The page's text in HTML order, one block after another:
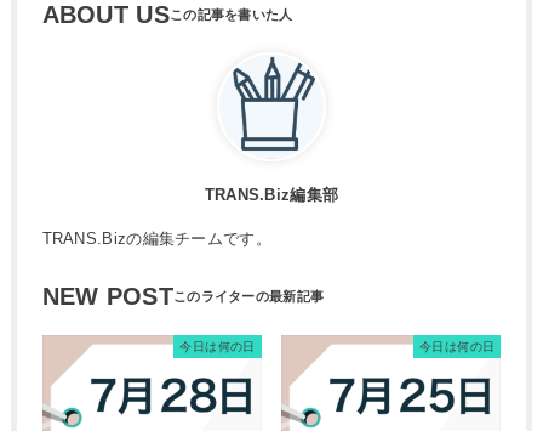
ABOUT US
TRANS.Biz編集部
TRANS.Bizの編集チームです。
NEW POST
今日は何の日 今日は何の日